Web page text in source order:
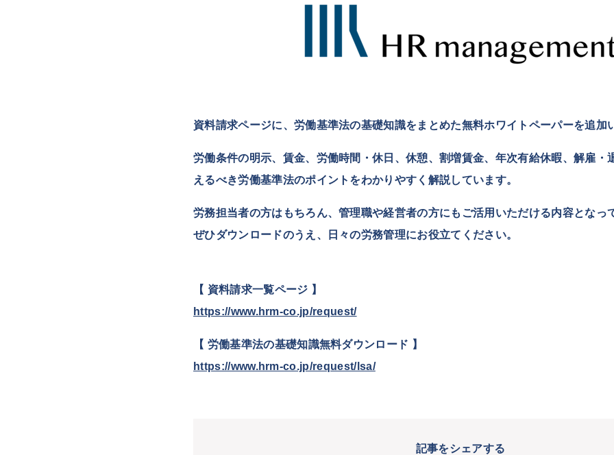
資料請求ページに、労働基準法の基礎知識をまとめた無料ホワイトペーパーを追加
労働条件の明示、賃金、労働時間・休日、休憩、割増賃金、年次有給休暇、解雇・
えるべき労働基準法のポイントをわかりやすく解説しています。
労務担当者の方はもちろん、管理職や経営者の方にもご活用いただける内容となっ
ぜひダウンロードのうえ、日々の労務管理にお役立てください。
【 資料請求一覧ページ 】
https://www.hrm-co.jp/request/
【 労働基準法の基礎知識無料ダウンロード 】
https://www.hrm-co.jp/request/lsa/
記事をシェアする